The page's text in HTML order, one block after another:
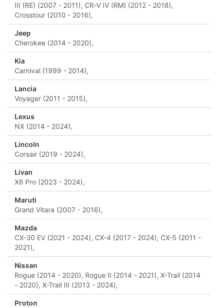
III (RE) (2007 - 2011), CR-V IV (RM) (2012 - 2018),
Crosstour (2010 - 2016),
Jeep
Cherokee (2014 - 2020),
Kia
Carnival (1999 - 2014),
Lancia
Voyager (2011 - 2015),
Lexus
NX (2014 - 2024),
Lincoln
Corsair (2019 - 2024),
Livan
X6 Pro (2023 - 2024),
Maruti
Grand Vitara (2007 - 2016),
Mazda
CX-30 EV (2021 - 2024), CX-4 (2017 - 2024), CX-5 (2011 -
2021),
Nissan
Rogue (2014 - 2020), Rogue II (2014 - 2021), X-Trail (2014
- 2020), X-Trail III (2013 - 2024),
Proton